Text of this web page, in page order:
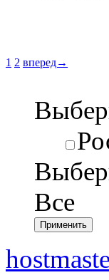
1 2 вперед→
Все